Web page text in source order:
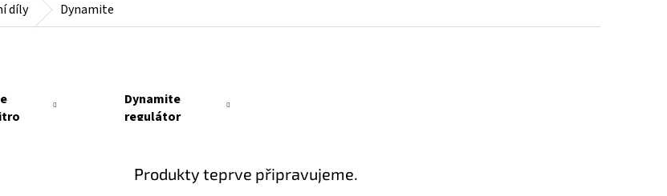
díly Dynamite
Dynamite
regulátor
2-6S EC5 (pro
Produkty teprve připravujeme.